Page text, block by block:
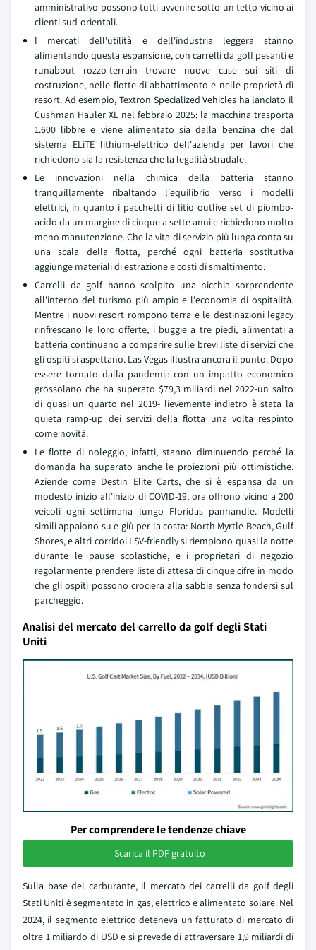
amministrativo possono tutti avvenire sotto un tetto vicino ai
clienti sud-orientali.
I mercati dell'utilità e dell'industria leggera stanno
alimentando questa espansione, con carrelli da golf pesanti e
runabout rozzo-terrain trovare nuove case sui siti di
costruzione, nelle flotte di abbattimento e nelle proprietà di
resort. Ad esempio, Textron Specialized Vehicles ha lanciato il
Cushman Hauler XL nel febbraio 2025; la macchina trasporta
1.600 libbre e viene alimentato sia dalla benzina che dal
sistema ELiTE lithium-elettrico dell'azienda per lavori che
richiedono sia la resistenza che la legalità stradale.
Le innovazioni nella chimica della batteria stanno
tranquillamente ribaltando l'equilibrio verso i modelli
elettrici, in quanto i pacchetti di litio outlive set di piombo-
acido da un margine di cinque a sette anni e richiedono molto
meno manutenzione. Che la vita di servizio più lunga conta su
una scala della flotta, perché ogni batteria sostitutiva
aggiunge materiali di estrazione e costi di smaltimento.
Carrelli da golf hanno scolpito una nicchia sorprendente
all'interno del turismo più ampio e l'economia di ospitalità.
Mentre i nuovi resort rompono terra e le destinazioni legacy
rinfrescano le loro offerte, i buggie a tre piedi, alimentati a
batteria continuano a comparire sulle brevi liste di servizi che
gli ospiti si aspettano. Las Vegas illustra ancora il punto. Dopo
essere tornato dalla pandemia con un impatto economico
grossolano che ha superato $79,3 miliardi nel 2022-un salto
di quasi un quarto nel 2019- lievemente indietro è stata la
quieta ramp-up dei servizi della flotta una volta respinto
come novità.
Le flotte di noleggio, infatti, stanno diminuendo perché la
domanda ha superato anche le proiezioni più ottimistiche.
Aziende come Destin Elite Carts, che si è espansa da un
modesto inizio all'inizio di COVID-19, ora offrono vicino a 200
veicoli ogni settimana lungo Floridas panhandle. Modelli
simili appaiono su e giù per la costa: North Myrtle Beach, Gulf
Shores, e altri corridoi LSV-friendly si riempiono quasi la notte
durante le pause scolastiche, e i proprietari di negozio
regolarmente prendere liste di attesa di cinque cifre in modo
che gli ospiti possono crociera alla sabbia senza fondersi sul
parcheggio.
Analisi del mercato del carrello da golf degli Stati
Uniti
Per comprendere le tendenze chiave
Scarica il PDF gratuito
Sulla base del carburante, il mercato dei carrelli da golf degli
Stati Uniti è segmentato in gas, elettrico e alimentato solare. Nel
2024, il segmento elettrico deteneva un fatturato di mercato di
oltre 1 miliardo di USD e si prevede di attraversare 1,9 miliardi di